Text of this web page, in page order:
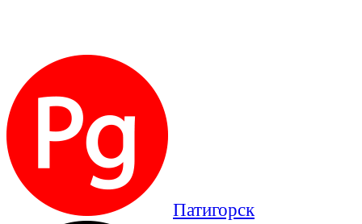
Патигорск